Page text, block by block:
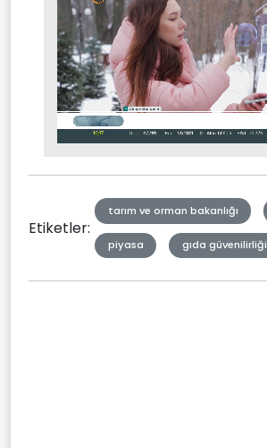
Mute Stream
Etiketler:
tarım ve orman bakanlığı
piyasa gıda güvenilirliği